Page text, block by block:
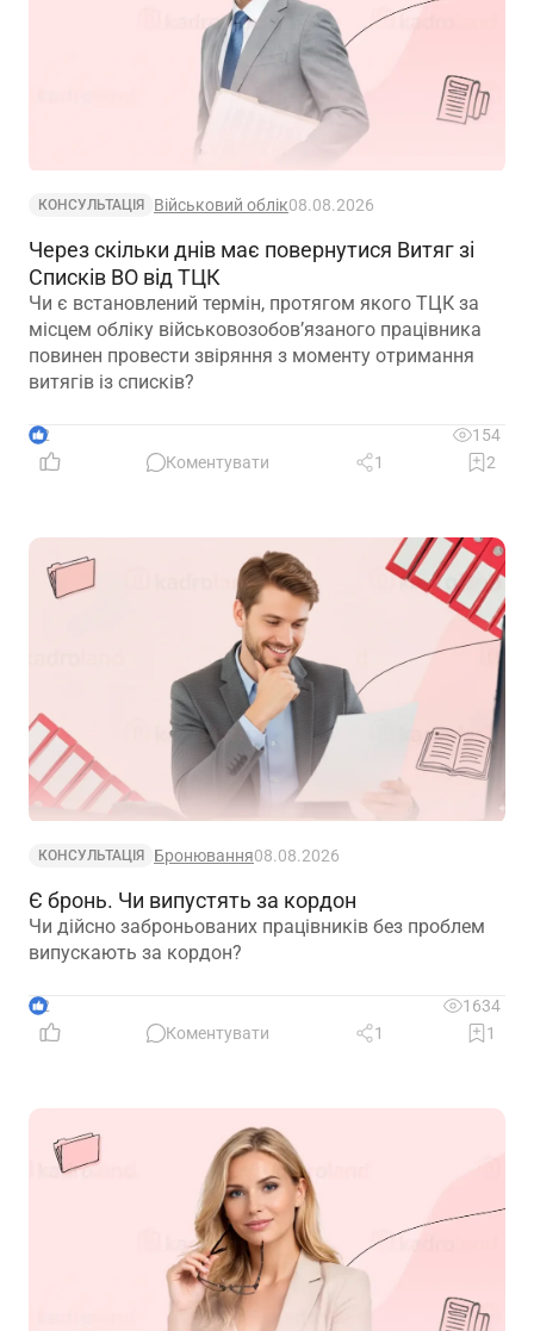
КОНСУЛЬТАЦІЯ Військовий облік08.08.2026
Через скільки днів має повернутися Витяг зі
Списків ВО від ТЦК
Чи є встановлений термін, протягом якого ТЦК за
місцем обліку військовозобов’язаного працівника
повинен провести звіряння з моменту отримання
витягів із списків?
2
154
Коментувати
1 2
КОНСУЛЬТАЦІЯ Бронювання08.08.2026
Є бронь. Чи випустять за кордон
Чи дійсно заброньованих працівників без проблем
випускають за кордон?
2
1634
Коментувати
1 1